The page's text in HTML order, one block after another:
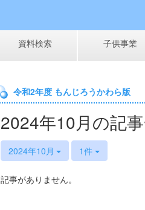
資料検索 子供事業
令和2年度 もんじろうかわら版
2024年10月の記
2024年10月 1件
記事がありません。